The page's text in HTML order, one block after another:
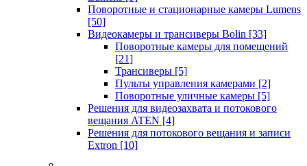
Поворотные и стационарные камеры Lumens
[50]
Видеокамеры и трансиверы Bolin [33]
Поворотные камеры для помещений
[21]
Трансиверы [5]
Пульты управления камерами [2]
Поворотные уличные камеры [5]
Решения для видеозахвата и потокового
вещания ATEN [4]
Решения для потокового вещания и записи
Extron [10]